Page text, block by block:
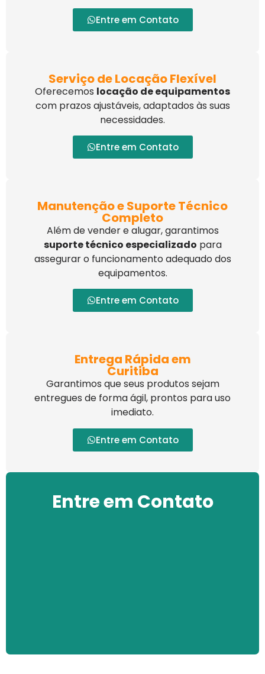
Entre em Contato
Serviço de Locação Flexível
Oferecemos locação de equipamentos
com prazos ajustáveis, adaptados às suas
necessidades.
Entre em Contato
Manutenção e Suporte Técnico
Completo
Além de vender e alugar, garantimos
suporte técnico especializado para
assegurar o funcionamento adequado dos
equipamentos.
Entre em Contato
Entrega Rápida em
Curitiba
Garantimos que seus produtos sejam
entregues de forma ágil, prontos para uso
imediato.
Entre em Contato
Entre em Contato